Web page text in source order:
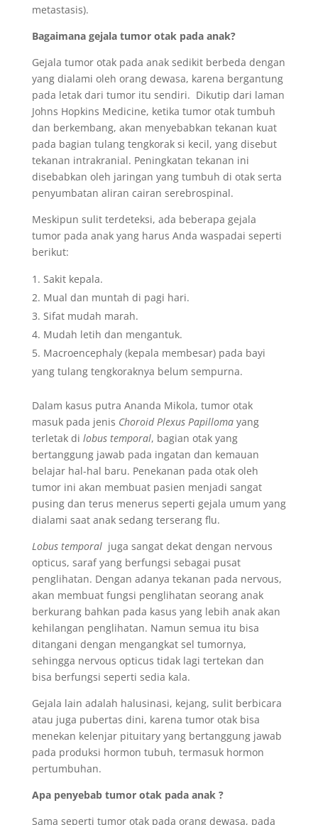
metastasis).
Bagaimana gejala tumor otak pada anak?
Gejala tumor otak pada anak sedikit berbeda dengan
yang dialami oleh orang dewasa, karena bergantung
pada letak dari tumor itu sendiri. Dikutip dari laman
Johns Hopkins Medicine, ketika tumor otak tumbuh
dan berkembang, akan menyebabkan tekanan kuat
pada bagian tulang tengkorak si kecil, yang disebut
tekanan intrakranial. Peningkatan tekanan ini
disebabkan oleh jaringan yang tumbuh di otak serta
penyumbatan aliran cairan serebrospinal.
Meskipun sulit terdeteksi, ada beberapa gejala
tumor pada anak yang harus Anda waspadai seperti
berikut:
Sakit kepala.
Mual dan muntah di pagi hari.
Sifat mudah marah.
Mudah letih dan mengantuk.
Macroencephaly (kepala membesar) pada bayi
yang tulang tengkoraknya belum sempurna.
Dalam kasus putra Ananda Mikola, tumor otak
masuk pada jenis Choroid Plexus Papilloma yang
terletak di lobus temporal, bagian otak yang
bertanggung jawab pada ingatan dan kemauan
belajar hal-hal baru. Penekanan pada otak oleh
tumor ini akan membuat pasien menjadi sangat
pusing dan terus menerus seperti gejala umum yang
dialami saat anak sedang terserang flu.
Lobus temporal juga sangat dekat dengan nervous
opticus, saraf yang berfungsi sebagai pusat
penglihatan. Dengan adanya tekanan pada nervous,
akan membuat fungsi penglihatan seorang anak
berkurang bahkan pada kasus yang lebih anak akan
kehilangan penglihatan. Namun semua itu bisa
ditangani dengan mengangkat sel tumornya,
sehingga nervous opticus tidak lagi tertekan dan
bisa berfungsi seperti sedia kala.
Gejala lain adalah halusinasi, kejang, sulit berbicara
atau juga pubertas dini, karena tumor otak bisa
menekan kelenjar pituitary yang bertanggung jawab
pada produksi hormon tubuh, termasuk hormon
pertumbuhan.
Apa penyebab tumor otak pada anak ?
Sama seperti tumor otak pada orang dewasa, pada